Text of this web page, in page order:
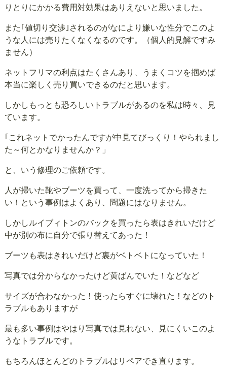
りとりにかかる費用対効果はありえないと思いました。
また｢値切り交渉｣されるのがなにより嫌いな性分でこのよ
うな人には売りたくなくなるのです。（個人的見解ですみ
ません）
ネットフリマの利点はたくさんあり、うまくコツを掴めば
本当に楽しく売り買いできるのだと思います。
しかしもっとも恐ろしいトラブルがあるのを私は時々、見
ています。
｢これネットでかったんですが中見てびっくり！やられまし
た～何とかなりませんか？」
と、いう修理のご依頼です。
人が掃いた靴やブーツを買って、一度洗ってから掃きた
い！という事例はよくあり、問題にはなりません。
しかしルイブィトンのバックを買ったら表はきれいだけど
中が別の布に自分で張り替えてあった！
ブーツも表はきれいだけど裏がベトベトになっていた！
写真では分からなかったけど黄ばんでいた！などなど
サイズが合わなかった！使ったらすぐに壊れた！などのト
ラブルもありますが
最も多い事例はやはり写真では見れない、見にくいこのよ
うなトラブルです。
もちろんほとんどのトラブルはリペアでき直ります。